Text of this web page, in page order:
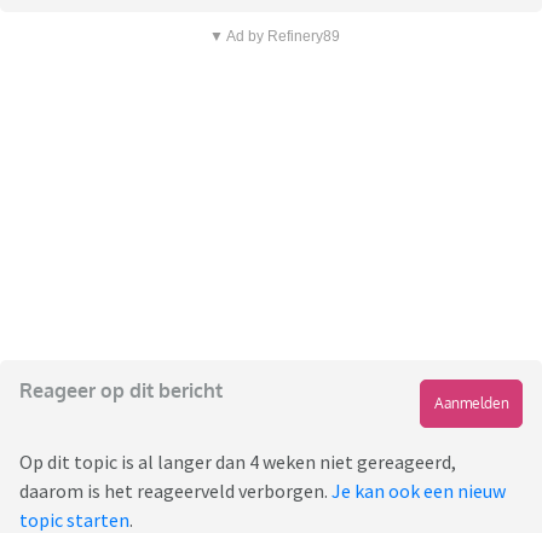
▼ Ad by Refinery89
Reageer op dit bericht
Aanmelden
Op dit topic is al langer dan 4 weken niet gereageerd,
daarom is het reageerveld verborgen. Je kan ook een nieuw
topic starten.